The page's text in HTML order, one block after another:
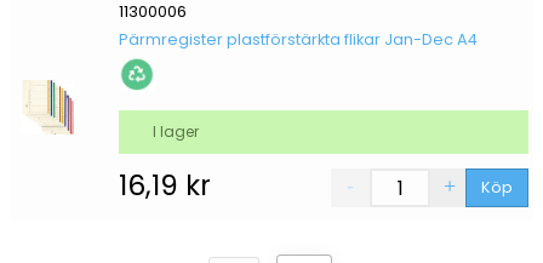
11300006
Pärmregister plastförstärkta flikar Jan-Dec A4
16,19 kr Köp
I lager